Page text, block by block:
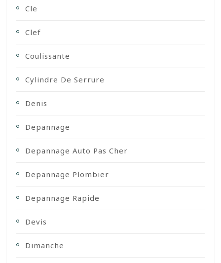
Cle
Clef
Coulissante
Cylindre De Serrure
Denis
Depannage
Depannage Auto Pas Cher
Depannage Plombier
Depannage Rapide
Devis
Dimanche